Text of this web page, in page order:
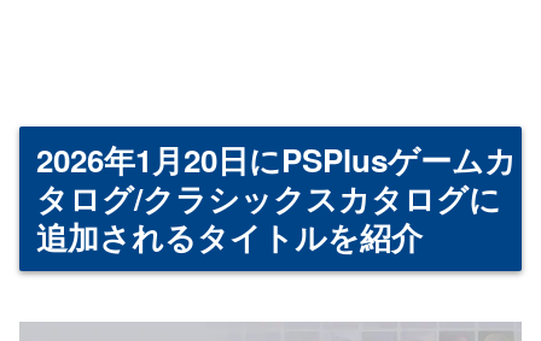
2026年1月20日にPSPlusゲームカ
タログ/クラシックスカタログに
追加されるタイトルを紹介